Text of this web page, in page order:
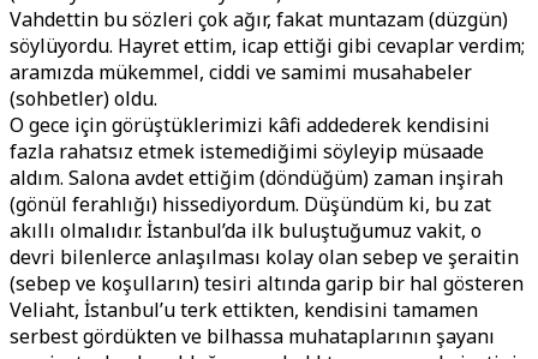
Vahdettin bu sözleri çok ağır, fakat muntazam (düzgün)
söylüyordu. Hayret ettim, icap ettiği gibi cevaplar verdim;
aramızda mükemmel, ciddi ve samimi musahabeler
(sohbetler) oldu.
O gece için görüştüklerimizi kâfi addederek kendisini
fazla rahatsız etmek istemediğimi söyleyip müsaade
aldım. Salona avdet ettiğim (döndüğüm) zaman inşirah
(gönül ferahlığı) hissediyordum. Düşündüm ki, bu zat
akıllı olmalıdır. İstanbul’da ilk buluştuğumuz vakit, o
devri bilenlerce anlaşılması kolay olan sebep ve şeraitin
(sebep ve koşulların) tesiri altında garip bir hal gösteren
Veliaht, İstanbul’u terk ettikten, kendisini tamamen
serbest gördükten ve bilhassa muhataplarının şayanı